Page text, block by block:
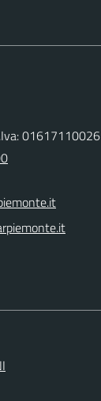
01617110026